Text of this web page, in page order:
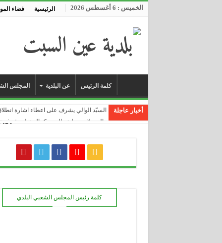
الخميس : 6 أغسطس 2026 الرئيسية فضاء
كلمة الرئيس عن البلدية المجلس
أخبار عاجلة
السيّد الوالي يشرف على اعطاء اشارة انطلاق انجاز مشروع
والي ولاية سطيف السيد كمال عبلة يشرف على انطلاق مشروع ربط 510
انطلاق أشغال مشروع ربط مشاتي منطقة
زيارة للمتحف البلدي ضمن فعاليات إحياء
تلاميذ ابتدائية محمد حكيمي ببوكر عين السبت يختتمون عام 2020
مطعم مدرسي جديد بابتدائية عمار زعيو
خرجة ميدانية للوقوف على أشغال مشروع التهيئة الحضرية لحي 42
مراسم افتتاح الموسم الدراسي الجديد 2020-2021 من متوسطة دريسي عمار عين السبت
كورونا
كلمة رئيس المجلس الشعبي البلدي
ـــــــ